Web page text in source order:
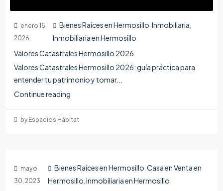
enero 15,
2026
Bienes Raíces en Hermosillo Inmobiliaria
Inmobiliaria en Hermosillo
Valores Catastrales Hermosillo 2026
Valores Catastrales Hermosillo 2026: guía práctica para
entender tu patrimonio y tomar...
Continue reading
by Espacios Hábitat
mayo
30, 2023
Bienes Raíces en Hermosillo Casa en Venta en
Hermosillo Inmobiliaria en Hermosillo